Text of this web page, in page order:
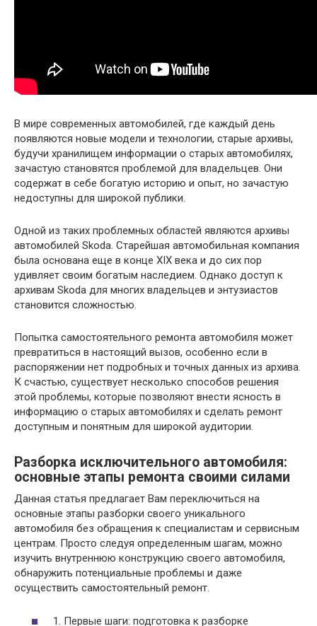
В мире современных автомобилей, где каждый день
появляются новые модели и технологии, старые архивы,
будучи хранилищем информации о старых автомобилях,
зачастую становятся проблемой для владельцев. Они
содержат в себе богатую историю и опыт, но зачастую
недоступны для широкой публики.
Одной из таких проблемных областей являются архивы
автомобилей Skoda. Старейшая автомобильная компания
была основана еще в конце XIX века и до сих пор
удивляет своим богатым наследием. Однако доступ к
архивам Skoda для многих владельцев и энтузиастов
становится сложностью.
Попытка самостоятельного ремонта автомобиля может
превратиться в настоящий вызов, особенно если в
распоряжении нет подробных и точных данных из архива.
К счастью, существует несколько способов решения
этой проблемы, которые позволяют внести ясность в
информацию о старых автомобилях и сделать ремонт
доступным и понятным для широкой аудитории.
Разборка исключительного автомобиля:
основные этапы ремонта своими силами
Данная статья предлагает Вам переключиться на
основные этапы разборки своего уникального
автомобиля без обращения к специалистам и сервисным
центрам. Просто следуя определенным шагам, можно
изучить внутреннюю конструкцию своего автомобиля,
обнаружить потенциальные проблемы и даже
осуществить самостоятельный ремонт.
1. Первые шаги: подготовка к разборке